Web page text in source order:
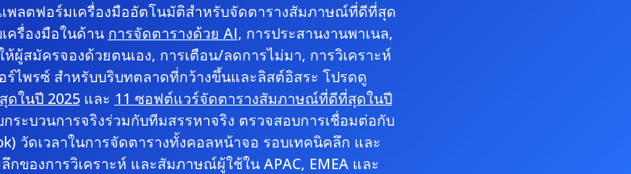
พลตฟอร์มเครื่องมืออัตโนมัติสำหรับจัดตารางสัมภาษณ์ที่ดีที่สุด
ครื่องมือในด้าน การจัดตารางด้วย AI, การประสานงานพาเนล,
ผู้สมัครจองด้วยตนเอง, การเตือน/ลดการไม่มา, การวิเคราะห์
ร์ไพรซ์ สำหรับบริบทตลาดที่กว้างขึ้นและลิสต์อิสระ โปรดดู
ในปี 2025และ 11 ซอฟต์แวร์จัดตารางสัมภาษณ์ที่ดีที่สุดในปี
ะบวนการจริงร่วมกับทีมสรรหาจริง ตรวจสอบการเชื่อมต่อกับ
วัดเวลาในการจัดตารางทั้งคอลหน้าจอ รอบเทคนิคลึก และ
ของการวิเคราะห์ และสัมภาษณ์ผู้ใช้ใน APAC, EMEA และ